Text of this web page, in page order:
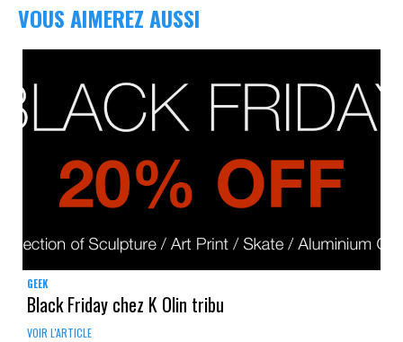
VOUS AIMEREZ AUSSI
GEEK
Black Friday chez K Olin tribu
VOIR L'ARTICLE